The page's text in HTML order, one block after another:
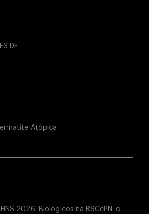
DF
Atópica
2026: Biológicos na RSCcPN: o